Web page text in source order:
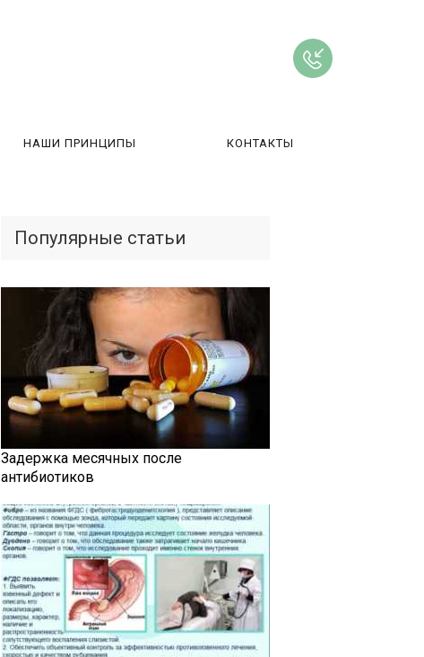
НАШИ ПРИНЦИПЫ КОНТАКТЫ
Популярные статьи
Задержка месячных после
антибиотиков